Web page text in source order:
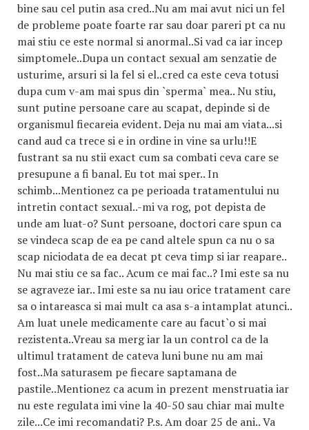
bine sau cel putin asa cred..Nu am mai avut nici un fel
de probleme poate foarte rar sau doar pareri pt ca nu
mai stiu ce este normal si anormal..Si vad ca iar incep
simptomele..Dupa un contact sexual am senzatie de
usturime, arsuri si la fel si el..cred ca este ceva totusi
dupa cum v-am mai spus din `sperma` mea.. Nu stiu,
sunt putine persoane care au scapat, depinde si de
organismul fiecareia evident. Deja nu mai am viata...si
cand aud ca trece si e in ordine in vine sa urlu!!E
fustrant sa nu stii exact cum sa combati ceva care se
presupune a fi banal. Eu tot mai sper.. In
schimb...Mentionez ca pe perioada tratamentului nu
intretin contact sexual..-mi va rog, pot depista de
unde am luat-o? Sunt persoane, doctori care spun ca
se vindeca scap de ea pe cand altele spun ca nu o sa
scap niciodata de ea decat pt ceva timp si iar reapare..
Nu mai stiu ce sa fac.. Acum ce mai fac..? Imi este sa nu
se agraveze iar.. Imi este sa nu iau orice tratament care
sa o intareasca si mai mult ca asa s-a intamplat atunci..
Am luat unele medicamente care au facut`o si mai
rezistenta..Vreau sa merg iar la un control ca de la
ultimul tratament de cateva luni bune nu am mai
fost..Ma saturasem pe fiecare saptamana de
pastile..Mentionez ca acum in prezent menstruatia iar
nu este regulata imi vine la 40-50 sau chiar mai multe
zile...Ce imi recomandati? P.s. Am doar 25 de ani.. Va